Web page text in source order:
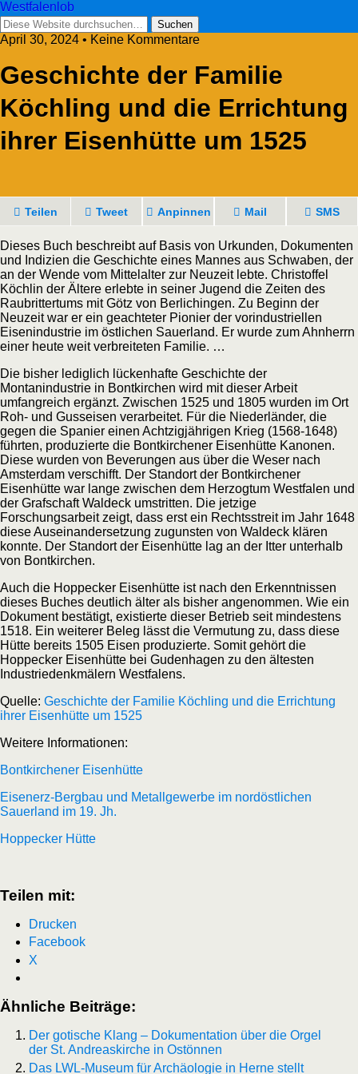
Westfalenlob
April 30, 2024 • Keine Kommentare
Geschichte der Familie
Köchling und die Errichtung
ihrer Eisenhütte um 1525
Teilen Tweet Anpinnen Mail SMS
Dieses Buch beschreibt auf Basis von Urkunden, Dokumenten
und Indizien die Geschichte eines Mannes aus Schwaben, der
an der Wende vom Mittelalter zur Neuzeit lebte. Christoffel
Köchlin der Ältere erlebte in seiner Jugend die Zeiten des
Raubrittertums mit Götz von Berlichingen. Zu Beginn der
Neuzeit war er ein geachteter Pionier der vorindustriellen
Eisenindustrie im östlichen Sauerland. Er wurde zum Ahnherrn
einer heute weit verbreiteten Familie. …
Die bisher lediglich lückenhafte Geschichte der
Montanindustrie in Bontkirchen wird mit dieser Arbeit
umfangreich ergänzt. Zwischen 1525 und 1805 wurden im Ort
Roh- und Gusseisen verarbeitet. Für die Niederländer, die
gegen die Spanier einen Achtzigjährigen Krieg (1568-1648)
führten, produzierte die Bontkirchener Eisenhütte Kanonen.
Diese wurden von Beverungen aus über die Weser nach
Amsterdam verschifft. Der Standort der Bontkirchener
Eisenhütte war lange zwischen dem Herzogtum Westfalen und
der Grafschaft Waldeck umstritten. Die jetzige
Forschungsarbeit zeigt, dass erst ein Rechtsstreit im Jahr 1648
diese Auseinandersetzung zugunsten von Waldeck klären
konnte. Der Standort der Eisenhütte lag an der Itter unterhalb
von Bontkirchen.
Auch die Hoppecker Eisenhütte ist nach den Erkenntnissen
dieses Buches deutlich älter als bisher angenommen. Wie ein
Dokument bestätigt, existierte dieser Betrieb seit mindestens
1518. Ein weiterer Beleg lässt die Vermutung zu, dass diese
Hütte bereits 1505 Eisen produzierte. Somit gehört die
Hoppecker Eisenhütte bei Gudenhagen zu den ältesten
Industriedenkmälern Westfalens.
Quelle: Geschichte der Familie Köchling und die Errichtung
ihrer Eisenhütte um 1525
Weitere Informationen:
Bontkirchener Eisenhütte
Eisenerz-Bergbau und Metallgewerbe im nordöstlichen
Sauerland im 19. Jh.
Hoppecker Hütte
Teilen mit:
Drucken
Facebook
X
Ähnliche Beiträge:
Der gotische Klang – Dokumentation über die Orgel
der St. Andreaskirche in Ostönnen
Das LWL-Museum für Archäologie in Herne stellt